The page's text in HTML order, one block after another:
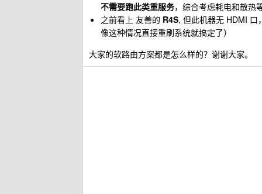
不需要跑此类重服务，综合考虑耗电和散热
之前看上 友善的 R4S, 但此机器无 HDMI 口
像这种情况直接重刷系统就搞定了）
大家的软路由方案都是怎么样的？谢谢大家。